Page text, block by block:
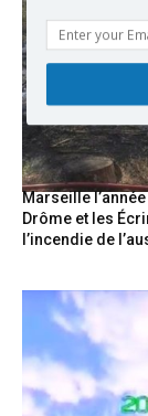
Marseille
Drôme et les
l’incendie de